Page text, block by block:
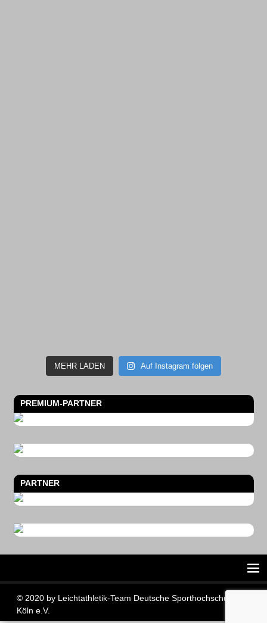
MEHR LADEN Auf Instagram folgen
PREMIUM-PARTNER
PARTNER
© 2020 by Leichtathletik-Team Deutsche Sporthochschule
Köln e.V.